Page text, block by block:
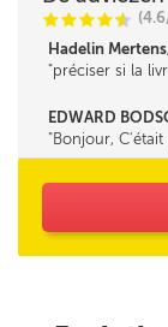
CCCCi
@
Hadelin
préciser si la
EDWARD
Bonjour,